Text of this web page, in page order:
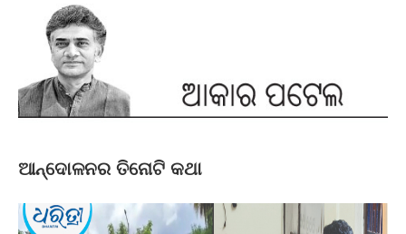
ଆନ୍ଦୋଳନର ତିନୋଟି କଥା